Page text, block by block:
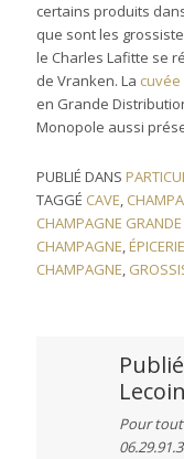
certains produits
que sont les
le Charles Lafitte se
de Vranken. La
en Grande
Monopole aussi
PUBLIÉ DANS
TAGGÉ CAVE,
CHAMPAGNE
CHAMPAGNE,
CHAMPAGNE,
Pour